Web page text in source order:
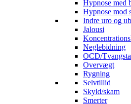
Hypnose med
Hypnose mod
Indre uro og
Jalousi
Neglebidning
OCD/
Overvægt
Rygning
Selvtillid
Skyld/skam
Smerter